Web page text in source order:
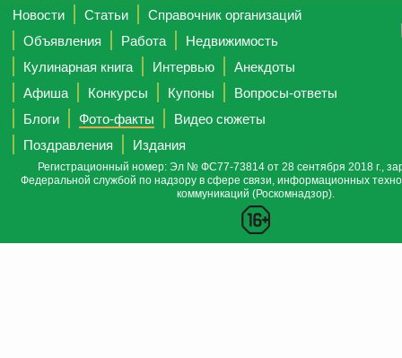
Новости Статьи
Справочник организаций
Объявления
Работа
Недвижимость
Кулинарная книга
Интервью
Анекдоты
Афиша
Конкурсы Купоны
Вопросы-ответы
Блоги
Фото-факты
Видео сюжеты
Поздравления
Издания
Регистрационный номер: Эл № ФС77-73814 от 28 сентября 2018 г.,
Федеральной службой по надзору в сфере связи, информационных
коммуникаций (Роскомнадзор).